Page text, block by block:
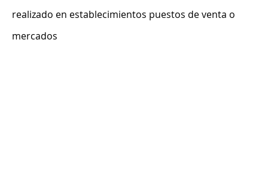
realizado en establecimientos puestos de venta o
mercados